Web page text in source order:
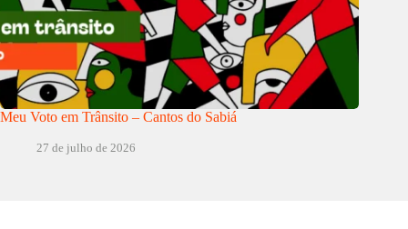
Meu Voto em Trânsito – Cantos do Sabiá
27 de julho de 2026